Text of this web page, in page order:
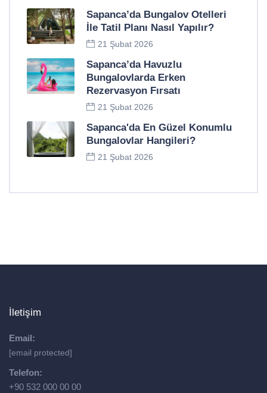
Sapanca’da Bungalov Otelleri
İle Tatil Planı Nasıl Yapılır?
21 Şubat 2026
Sapanca’da Havuzlu
Bungalovlarda Erken
Rezervasyon Fırsatı
21 Şubat 2026
Sapanca'da En Güzel Konumlu
Bungalovlar Hangileri?
21 Şubat 2026
İletişim
Email:
[email protected]
Telefon:
+90 532 000 00 00